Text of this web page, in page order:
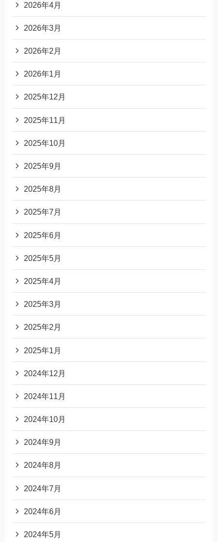
2026年4月
2026年3月
2026年2月
2026年1月
2025年12月
2025年11月
2025年10月
2025年9月
2025年8月
2025年7月
2025年6月
2025年5月
2025年4月
2025年3月
2025年2月
2025年1月
2024年12月
2024年11月
2024年10月
2024年9月
2024年8月
2024年7月
2024年6月
2024年5月